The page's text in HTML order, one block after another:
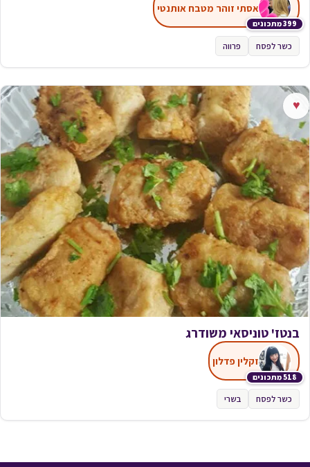
399 מתכונים
אסתי זוהר מטבח אותנטי
כשר לפסח פרווה
♥
בנטז' טוניסאי משודרג
518 מתכונים
זקלין פדלון
כשר לפסח בשרי